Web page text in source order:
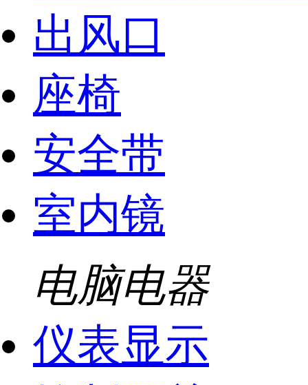
出风口
座椅
安全带
室内镜
电脑电器
仪表显示